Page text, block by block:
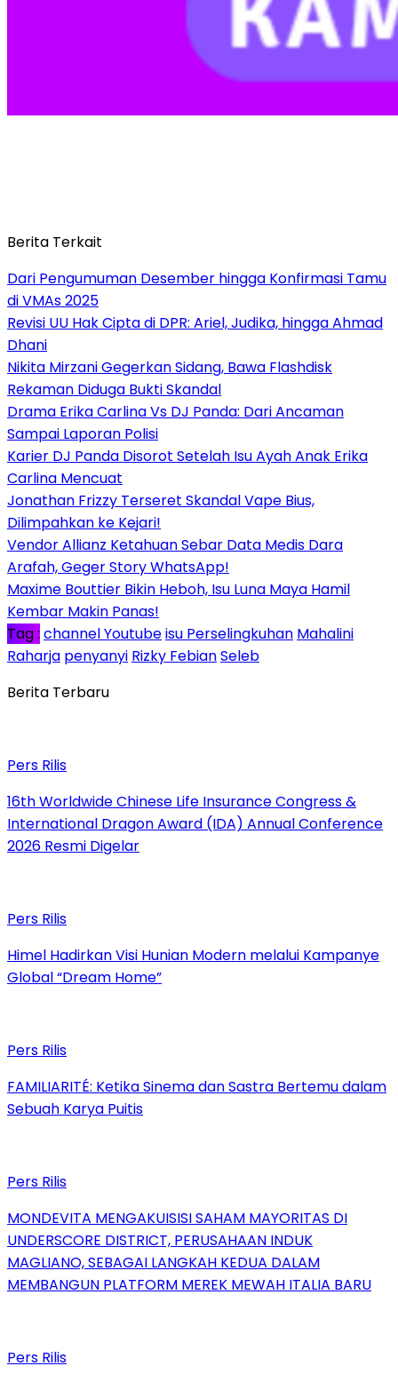
Berita Terkait
Dari Pengumuman Desember hingga Konfirmasi Tamu
di VMAs 2025
Revisi UU Hak Cipta di DPR: Ariel, Judika, hingga Ahmad
Dhani
Nikita Mirzani Gegerkan Sidang, Bawa Flashdisk
Rekaman Diduga Bukti Skandal
Drama Erika Carlina Vs DJ Panda: Dari Ancaman
Sampai Laporan Polisi
Karier DJ Panda Disorot Setelah Isu Ayah Anak Erika
Carlina Mencuat
Jonathan Frizzy Terseret Skandal Vape Bius,
Dilimpahkan ke Kejari!
Vendor Allianz Ketahuan Sebar Data Medis Dara
Arafah, Geger Story WhatsApp!
Maxime Bouttier Bikin Heboh, Isu Luna Maya Hamil
Kembar Makin Panas!
Tag : channel Youtubeisu Perselingkuhan Mahalini
Raharja penyanyi Rizky FebianSeleb
Berita Terbaru
Pers Rilis
16th Worldwide Chinese Life Insurance Congress &
International Dragon Award (IDA) Annual Conference
2026 Resmi Digelar
Pers Rilis
Himel Hadirkan Visi Hunian Modern melalui Kampanye
Global “Dream Home”
Pers Rilis
FAMILIARITÉ: Ketika Sinema dan Sastra Bertemu dalam
Sebuah Karya Puitis
Pers Rilis
MONDEVITA MENGAKUISISI SAHAM MAYORITAS DI
UNDERSCORE DISTRICT, PERUSAHAAN INDUK
MAGLIANO, SEBAGAI LANGKAH KEDUA DALAM
MEMBANGUN PLATFORM MEREK MEWAH ITALIA BARU
Pers Rilis